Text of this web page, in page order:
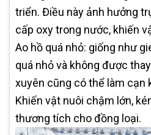
triển. Điều này ảnh hưởng
cấp oxy trong nước, khiến
Ao hồ quá nhỏ: giống như
quá nhỏ và không được
xuyên cũng có thể làm cạn
Khiến vật nuôi chậm lớn,
thương tích cho đồng loại.